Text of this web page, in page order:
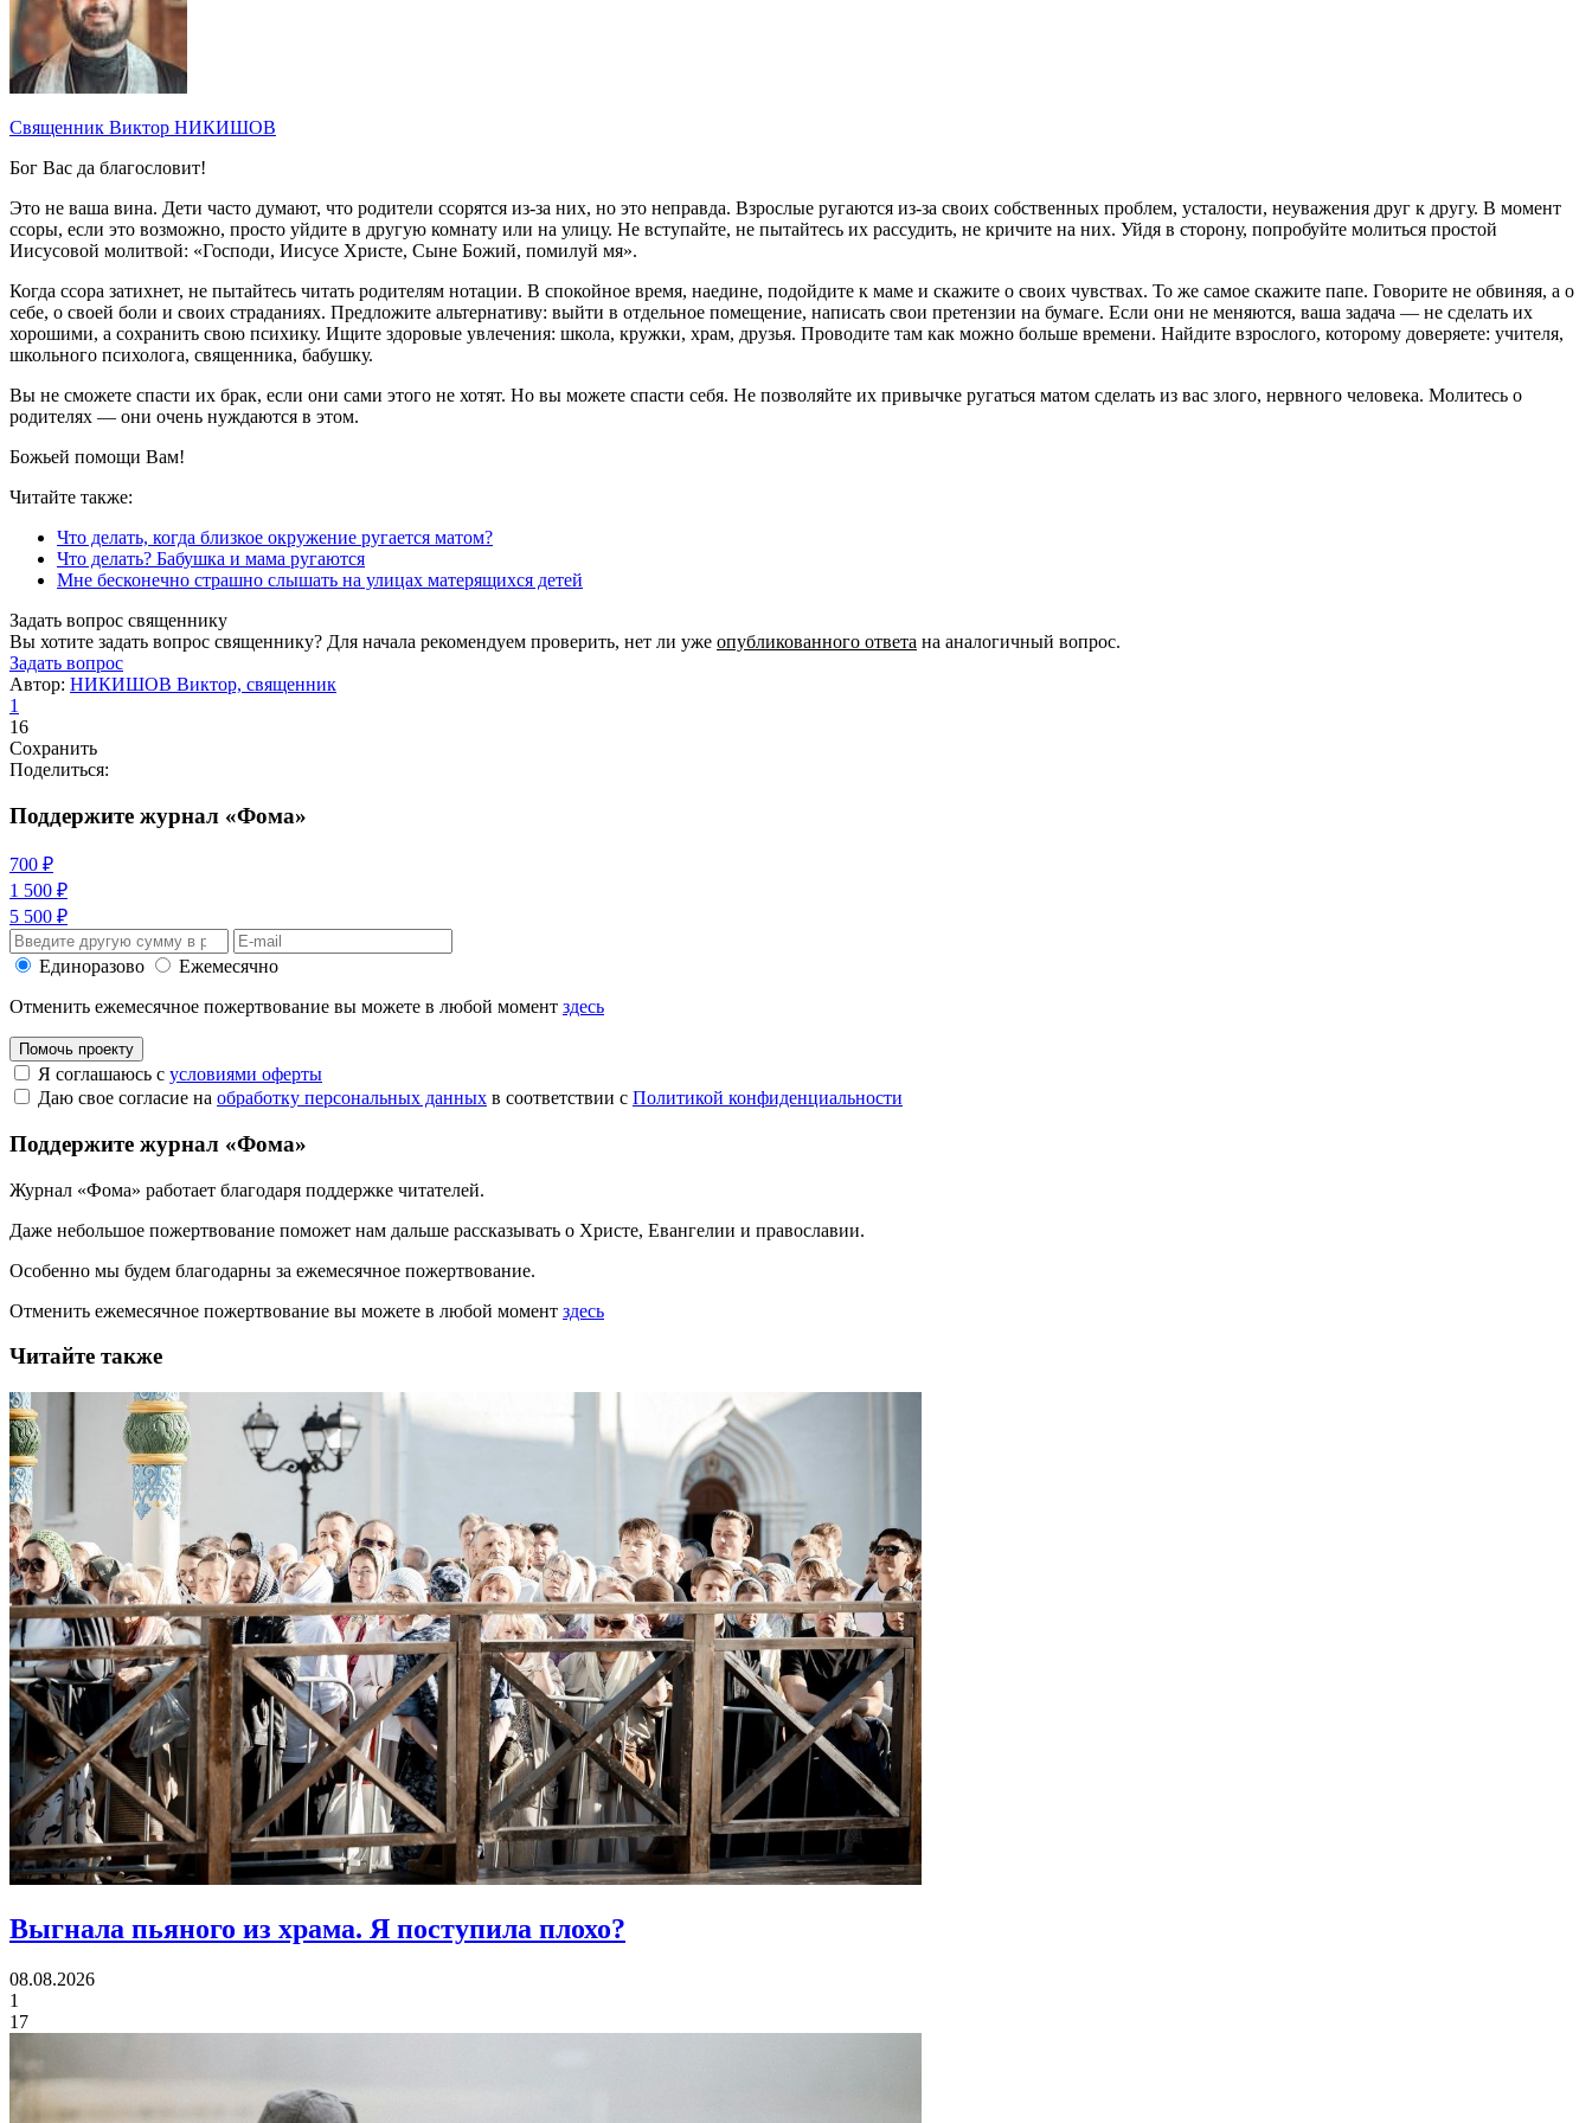
Священник Виктор НИКИШОВ
Бог Вас да благословит!
Это не ваша вина. Дети часто думают, что родители ссорятся из-за них, но это неправда. Взрослые ругаются из-за своих собственных проблем, усталости, неуважения друг к другу. В момент
ссоры, если это возможно, просто уйдите в другую комнату или на улицу. Не вступайте, не пытайтесь их рассудить, не кричите на них. Уйдя в сторону, попробуйте молиться простой
Иисусовой молитвой: «Господи, Иисусе Христе, Сыне Божий, помилуй мя».
Когда ссора затихнет, не пытайтесь читать родителям нотации. В спокойное время, наедине, подойдите к маме и скажите о своих чувствах. То же самое скажите папе. Говорите не обвиняя, а о
себе, о своей боли и своих страданиях. Предложите альтернативу: выйти в отдельное помещение, написать свои претензии на бумаге. Если они не меняются, ваша задача — не сделать их
хорошими, а сохранить свою психику. Ищите здоровые увлечения: школа, кружки, храм, друзья. Проводите там как можно больше времени. Найдите взрослого, которому доверяете: учителя,
школьного психолога, священника, бабушку.
Вы не сможете спасти их брак, если они сами этого не хотят. Но вы можете спасти себя. Не позволяйте их привычке ругаться матом сделать из вас злого, нервного человека. Молитесь о
родителях — они очень нуждаются в этом.
Божьей помощи Вам!
Читайте также:
Что делать, когда близкое окружение ругается матом?
Что делать? Бабушка и мама ругаются
Мне бесконечно страшно слышать на улицах матерящихся детей
Задать вопрос священнику
Вы хотите задать вопрос священнику? Для начала рекомендуем проверить, нет ли уже опубликованного ответа на аналогичный вопрос.
Задать вопрос
Автор: НИКИШОВ Виктор, священник
1
16
Сохранить
Поделиться:
Поддержите журнал «Фома»
700 ₽
1 500 ₽
5 500 ₽
Единоразово
Ежемесячно
Отменить ежемесячное пожертвование вы можете в любой момент здесь
Помочь проекту
Я соглашаюсь с условиями оферты
Даю свое согласие на обработку персональных данных в соответствии с Политикой конфиденциальности
Поддержите журнал «Фома»
Журнал «Фома» работает благодаря поддержке читателей.
Даже небольшое пожертвование поможет нам дальше рассказывать о Христе, Евангелии и православии.
Особенно мы будем благодарны за ежемесячное пожертвование.
Отменить ежемесячное пожертвование вы можете в любой момент здесь
Читайте также
Выгнала пьяного из храма. Я поступила плохо?
08.08.2026
1
17